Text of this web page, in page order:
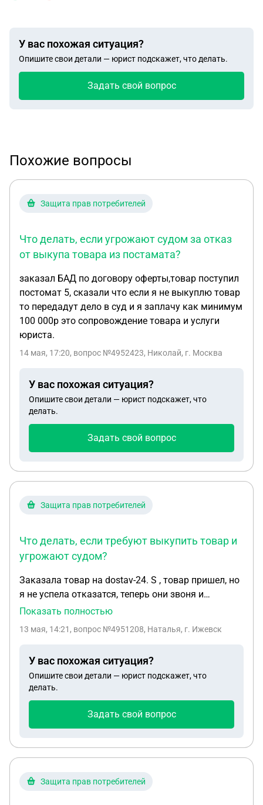
У вас похожая ситуация?
Опишите свои детали — юрист подскажет, что делать.
Задать свой вопрос
Похожие вопросы
Защита прав потребителей
Что делать, если угрожают судом за отказ
от выкупа товара из постамата?
заказал БАД по договору оферты,товар поступил
постомат 5, сказали что если я не выкуплю товар
то передадут дело в суд и я заплачу как минимум
100 000р это сопровождение товара и услуги
юриста.
14 мая, 17:20, вопрос №4952423, Николай, г. Москва
У вас похожая ситуация?
Опишите свои детали — юрист подскажет, что
делать.
Задать свой вопрос
Защита прав потребителей
Что делать, если требуют выкупить товар и
угрожают судом?
Заказала товар на dostav-24. S , товар пришел, но
я не успела отказатся, теперь они звоня и
настойчиво просят выкупить, вчера написали что
делать в этой ситуации?
Показать полностью
13 мая, 14:21 , вопрос №4951208, Наталья, г. Ижевск
У вас похожая ситуация?
Опишите свои детали — юрист подскажет, что
делать.
Задать свой вопрос
Защита прав потребителей